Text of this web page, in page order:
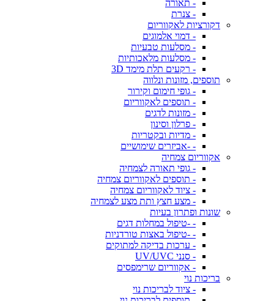
- תאורה
- צנרת
דקורציות לאקווריום
- דמוי אלמוגים
- מסלעות טבעיות
- מסלעות מלאכותיות
- רקעים תלת מימד 3D
תוספים, מזונות ונלווה
- גופי חימום וקירור
- תוספים לאקווריום
- מזונות לדגים
- פרלון וסינון
- מדיות ובקטריות
- -אביזרים שימושיים
אקווריום צמחיה
- גופי תאורה לצמחיה
- תוספים לאקווריום צמחיה
- ציוד לאקווריום צמחיה
- מצע חצץ ותת מצע לצמחיה
שונות ופתרון בעיות
- -טיפול במחלות דגים
- -טיפול באצות טורדניות
- ערכות בדיקה למתוקים
- סנני UV/UVC
- אקווריום שרימפסים
בריכות נוי
- ציוד לבריכות נוי